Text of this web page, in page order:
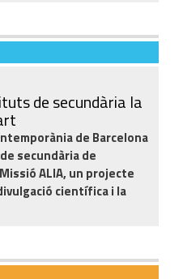
de secundària la
de Barcelona
secundària de
ALIA, un projecte
científica i la